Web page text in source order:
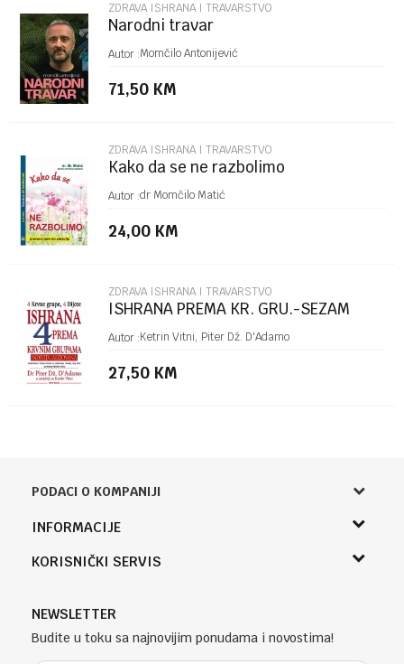
Poruka
POŠALJI
ZDRAVA ISHRANA I TRAVARSTVO
Narodni travar
Autor :Momčilo Antonijević
71,50 KM
ZDRAVA ISHRANA I TRAVARSTVO
Kako da se ne razbolimo
Autor :dr Momčilo Matić
24,00 KM
ZDRAVA ISHRANA I TRAVARSTVO
ISHRANA PREMA KR. GRU.-SEZAM
Autor :Ketrin Vitni, Piter Dž. D'Adamo
27,50 KM
PODACI O KOMPANIJI
Knjižara Kultura
Knjaza Miloša 3A
Telefon (uprava firme Sladaboni d.o.o)
051 303 460
INFORMACIJE
O nama
Kontakt
Klub povjerenja "Knjižara Kultura"
KORISNIČKI SERVIS
Politika privatnosti
Kako kupiti
Načini plaćanja
NEWSLETTER
Budite u toku sa najnovijim ponudama i novostima!